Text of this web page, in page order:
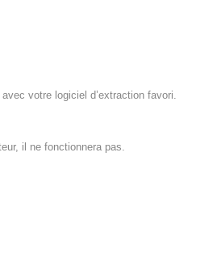
votre logiciel d’extraction favori.
il ne fonctionnera pas.